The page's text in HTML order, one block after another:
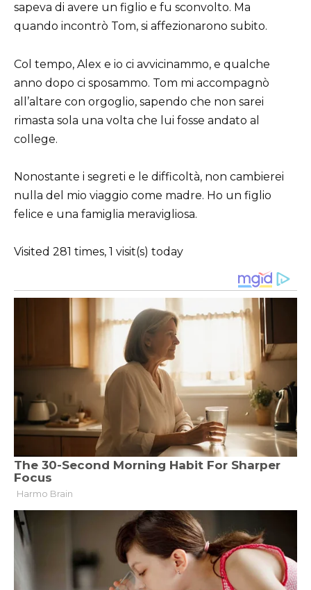
sapeva di avere un figlio e fu sconvolto. Ma
quando incontrò Tom, si affezionarono subito.
Col tempo, Alex e io ci avvicinammo, e qualche
anno dopo ci sposammo. Tom mi accompagnò
all’altare con orgoglio, sapendo che non sarei
rimasta sola una volta che lui fosse andato al
college.
Nonostante i segreti e le difficoltà, non cambierei
nulla del mio viaggio come madre. Ho un figlio
felice e una famiglia meravigliosa.
Visited 281 times, 1 visit(s) today